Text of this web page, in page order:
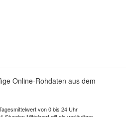
Online-Rohdaten aus dem
von 0 bis 24 Uhr